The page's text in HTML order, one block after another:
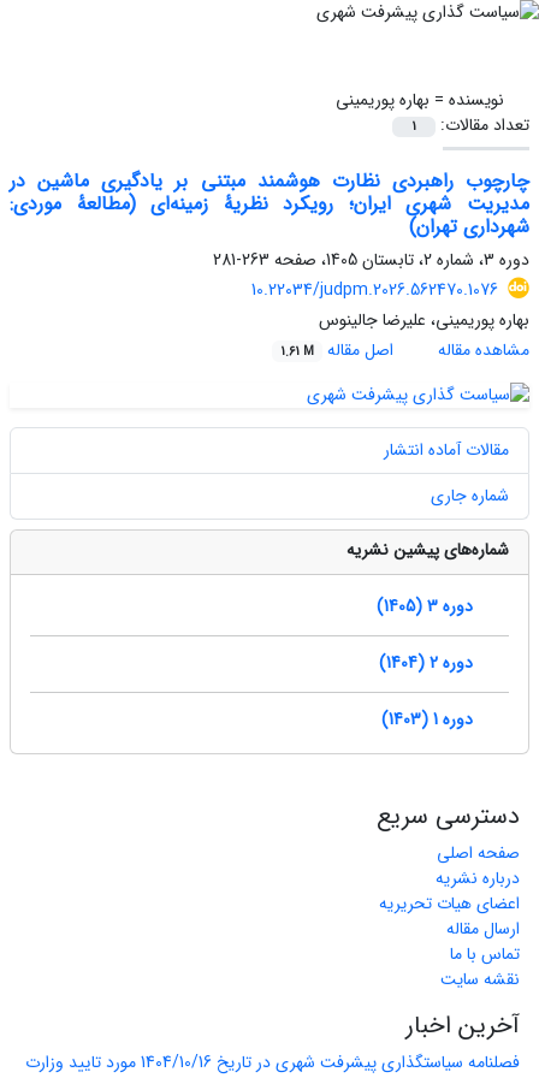
نویسنده = بهاره پوریمینی
تعداد مقالات:
1
چارچوب راهبردی نظارت هوشمند مبتنی بر یادگیری ماشین در
مدیریت شهری ایران؛ رویکرد نظریۀ زمینه‌ای (مطالعۀ موردی:
شهرداری تهران)
دوره 3، شماره 2، تابستان 1405، صفحه
263-281
10.22034/judpm.2026.562470.1076
بهاره پوریمینی، علیرضا جالینوس
مشاهده مقاله
اصل مقاله 1.61 M
مقالات آماده انتشار
شماره جاری
شماره‌های پیشین نشریه
دوره 3 (1405)
دوره 2 (1404)
دوره 1 (1403)
دسترسی سریع
صفحه اصلی
درباره نشریه
اعضای هیات تحریریه
ارسال مقاله
تماس با ما
نقشه سایت
آخرین اخبار
فصلنامه سیاستگذاری پیشرفت شهری در تاریخ 1404/10/16 مورد تایید وزارت